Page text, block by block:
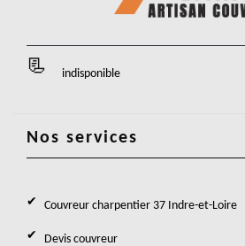
indisponible
Nos services
Couvreur charpentier 37 Indre-et-Loire
Devis couvreur